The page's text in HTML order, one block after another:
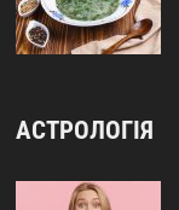
АСТРОЛОГІЯ